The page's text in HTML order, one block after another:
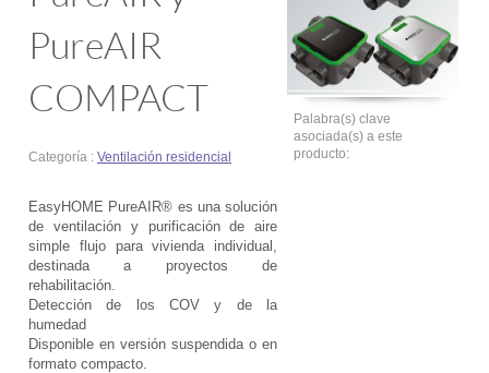
PureAIR
COMPACT
Categoría : Ventilación residencial
EasyHOME PureAIR® es una solución
de ventilación y purificación de aire
simple flujo para vivienda individual,
destinada a proyectos de
rehabilitación.
Detección de los COV y de la
humedad
Disponible en versión suspendida o en
formato compacto.
Palabra(s) clave
asociada(s) a este
producto: